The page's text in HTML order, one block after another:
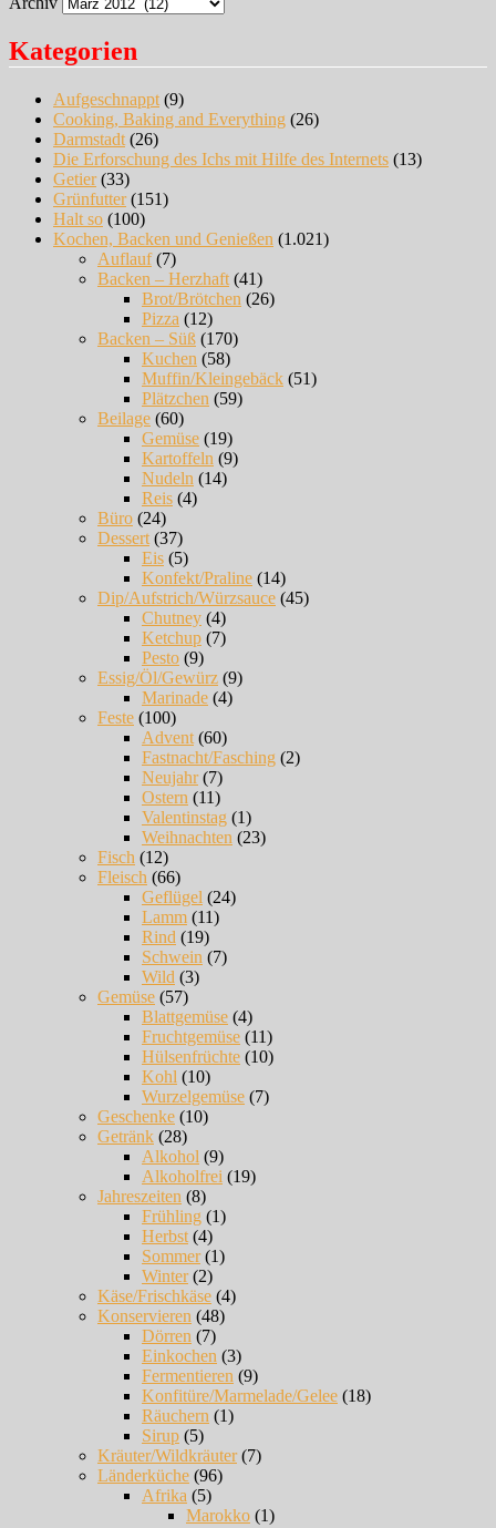
Kategorien
Aufgeschnappt (9)
Cooking, Baking and Everything (26)
Darmstadt (26)
Die Erforschung des Ichs mit Hilfe des Internets (13)
Getier(33)
Grünfutter(151)
Halt so (100)
Kochen, Backen und Genießen (1.021)
Auflauf(7)
Backen – Herzhaft (41)
Brot/Brötchen (26)
Pizza (12)
Backen – Süß (170)
Kuchen (58)
Muffin/Kleingebäck (51)
Plätzchen (59)
Beilage (60)
Gemüse (19)
Kartoffeln (9)
Nudeln (14)
Reis (4)
Büro (24)
Dessert (37)
Eis (5)
Konfekt/Praline (14)
Dip/Aufstrich/Würzsauce (45)
Chutney (4)
Ketchup (7)
Pesto (9)
Essig/Öl/Gewürz (9)
Marinade (4)
Feste (100)
Advent (60)
Fastnacht/Fasching (2)
Neujahr(7)
Ostern (11)
Valentinstag (1)
Weihnachten (23)
Fisch (12)
Fleisch (66)
Geflügel (24)
Lamm (11)
Rind (19)
Schwein (7)
Wild (3)
Gemüse (57)
Blattgemüse (4)
Fruchtgemüse (11)
Hülsenfrüchte (10)
Kohl (10)
Wurzelgemüse (7)
Geschenke (10)
Getränk (28)
Alkohol (9)
Alkoholfrei (19)
Jahreszeiten (8)
Frühling (1)
Herbst (4)
Sommer(1)
Winter(2)
Käse/Frischkäse (4)
Konservieren (48)
Dörren (7)
Einkochen (3)
Fermentieren (9)
Konfitüre/Marmelade/Gelee (18)
Räuchern (1)
Sirup (5)
Kräuter/Wildkräuter(7)
Länderküche (96)
Afrika (5)
Marokko (1)